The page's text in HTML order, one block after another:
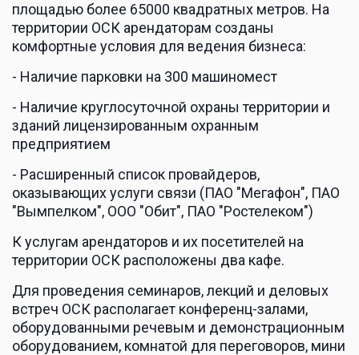
площадью более 65000 квадратных метров. На
территории ОСК арендаторам созданы
комфортные условия для ведения бизнеса:
- Наличие парковки на 300 машиномест
- Наличие круглосуточной охраны территории и
зданий лицензированным охранным
предприятием
- Расширенный список провайдеров,
оказывающих услуги связи (ПАО "Мегафон", ПАО
"Вымпелком", ООО "Обит", ПАО "Ростелеком")
­К услугам арендаторов и их посетителей на
территории ОСК расположены два кафе.
­Для проведения семинаров, лекций и деловых
встреч ОСК располагает конференц-залами,
оборудованными речевым и демонстрационным
оборудованием, комнатой для переговоров, мини